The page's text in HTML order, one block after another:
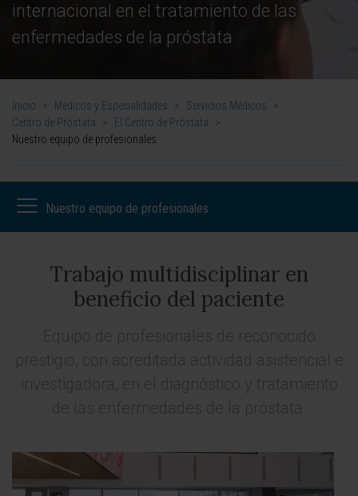
internacional en el tratamiento de las
enfermedades de la próstata
Inicio > Médicos y Especialidades > Servicios Médicos
>
Centro de Próstata
> El Centro de Próstata
>
Nuestro equipo de profesionales
Nuestro equipo de profesionales
Nuestro equipo de profesionales
Trabajo multidisciplinar en
beneficio del paciente